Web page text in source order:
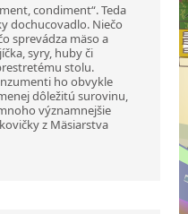
condiment“. Teda
dochucovadlo. Niečo
sprevádza mäso a
syry, huby či
stolu.
ho obvykle
dôležitú surovinu,
významnejšie
z Mäsiarstva